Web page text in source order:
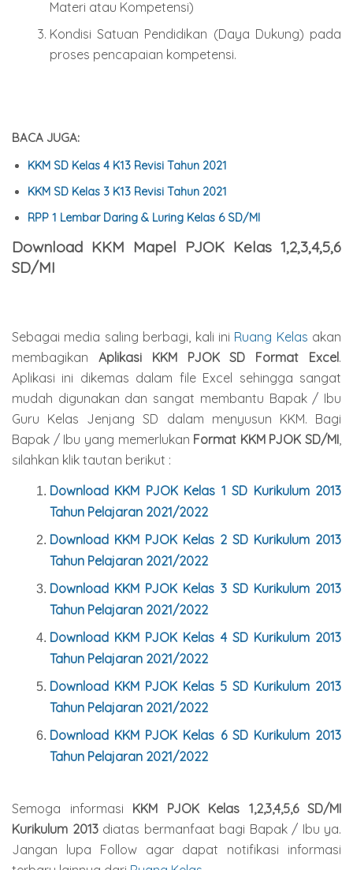
Materi atau Kompetensi)
Kondisi Satuan Pendidikan (Daya Dukung) pada
proses pencapaian kompetensi.
BACA JUGA:
KKM SD Kelas 4 K13 Revisi Tahun 2021
KKM SD Kelas 3 K13 Revisi Tahun 2021
RPP 1 Lembar Daring & Luring Kelas 6 SD/MI
Download KKM Mapel PJOK Kelas 1,2,3,4,5,6
SD/MI
Sebagai media saling berbagi, kali ini Ruang Kelas akan
membagikan Aplikasi KKM PJOK SD Format Excel.
Aplikasi ini dikemas dalam file Excel sehingga sangat
mudah digunakan dan sangat membantu Bapak / Ibu
Guru Kelas Jenjang SD dalam menyusun KKM. Bagi
Bapak / Ibu yang memerlukan Format KKM PJOK SD/MI
silahkan klik tautan berikut :
Download KKM PJOK Kelas 1 SD Kurikulum 2013
Tahun Pelajaran 2021/2022
Download KKM PJOK Kelas 2 SD Kurikulum 2013
Tahun Pelajaran 2021/2022
Download KKM PJOK Kelas 3 SD Kurikulum 2013
Tahun Pelajaran 2021/2022
Download KKM PJOK Kelas 4 SD Kurikulum 2013
Tahun Pelajaran 2021/2022
Download KKM PJOK Kelas 5 SD Kurikulum 2013
Tahun Pelajaran 2021/2022
Download KKM PJOK Kelas 6 SD Kurikulum 2013
Tahun Pelajaran 2021/2022
Semoga informasi KKM PJOK Kelas 1,2,3,4,5,6 SD/MI
Kurikulum 2013diatas bermanfaat bagi Bapak / Ibu ya.
Jangan lupa Follow agar dapat notifikasi informasi